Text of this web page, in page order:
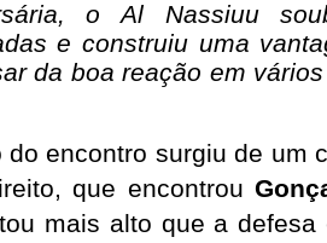
o Al Nassiuu
e construiu uma
da boa reação em
do encontro surgiu de um
que encontrou
mais alto que a